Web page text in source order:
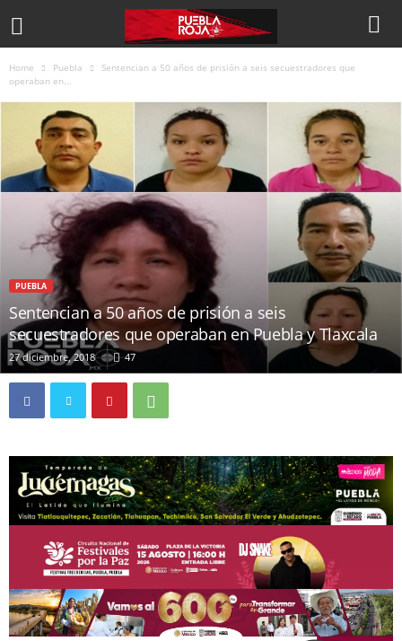
Home Puebla
Sentencian a 50 años de prisión a seis secuestradores que
operaban en...
PUEBLA
Sentencian a 50 años de prisión a seis
secuestradores que operaban en Puebla y Tlaxcala
27 diciembre, 2018 47